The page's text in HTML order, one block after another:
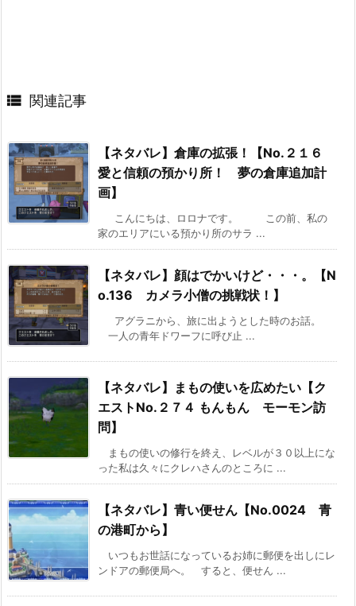
 関連記事
【ネタバレ】倉庫の拡張！【No.２１６
愛と信頼の預かり所！ 夢の倉庫追加計
画】
こんにちは、ロロナです。 この前、私の
家のエリアにいる預かり所のサラ ...
【ネタバレ】顔はでかいけど・・・。【N
o.136 カメラ小僧の挑戦状！】
アグラニから、旅に出ようとした時のお話。
一人の青年ドワーフに呼び止 ...
【ネタバレ】まもの使いを広めたい【ク
エストNo.２７４ もんもん モーモン訪
問】
まもの使いの修行を終え、レベルが３０以上にな
った私は久々にクレハさんのところに ...
【ネタバレ】青い便せん【No.0024 青
の港町から】
いつもお世話になっているお姉に郵便を出しにレ
ンドアの郵便局へ。 すると、便せん ...